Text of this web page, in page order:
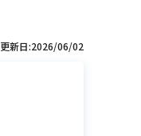
更新日:2026/06/02